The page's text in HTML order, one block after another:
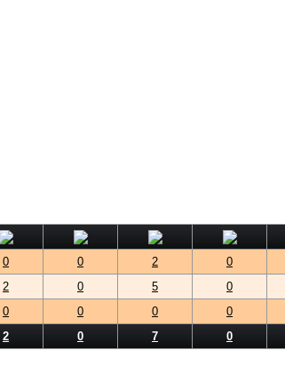
0 0 2 0
2 0 5 0
0 0 0 0
2 0 7 0